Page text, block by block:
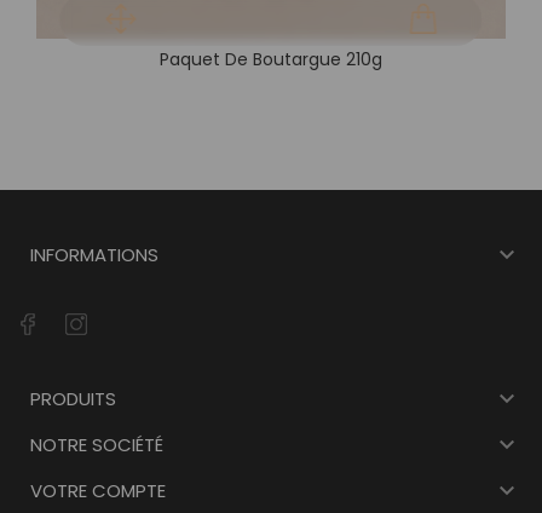
Paquet De Boutargue 210g
INFORMATIONS 
PRODUITS 
NOTRE SOCIÉTÉ 
VOTRE COMPTE 